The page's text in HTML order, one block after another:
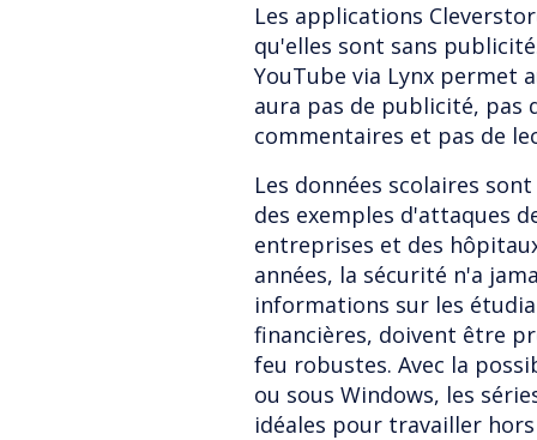
Les applications
qu'elles sont sans
YouTube via Lynx permet
aura pas de publicité, pas
commentaires et pas de
Les données scolaires
des exemples d'attaques
entreprises et des
années, la sécurité n'a
informations sur les
financières, doivent être
feu robustes. Avec la
ou sous Windows, les
idéales pour travailler hors